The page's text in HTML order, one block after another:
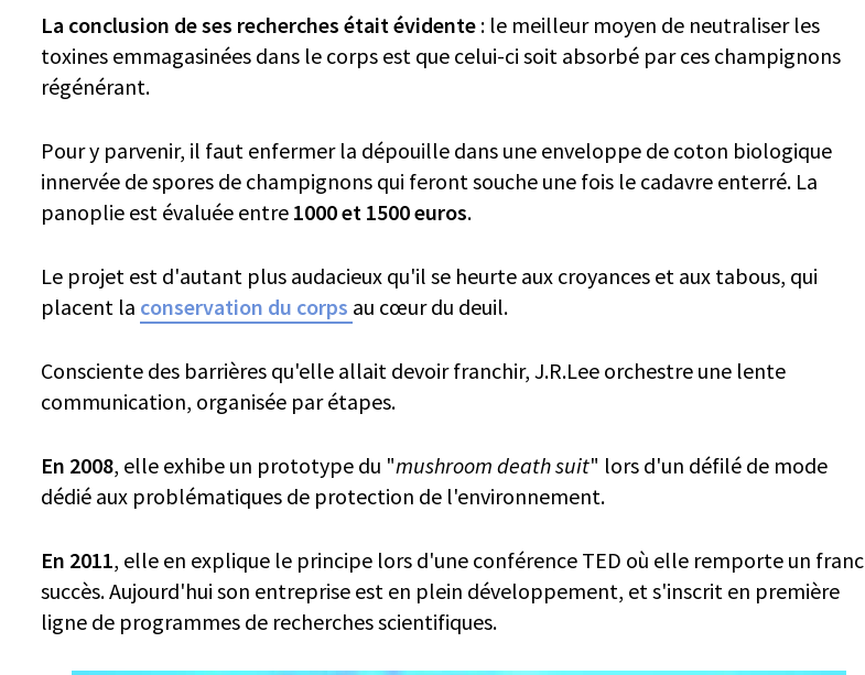
La conclusion de ses recherches était évidente : le meilleur moyen de neutraliser les
toxines emmagasinées dans le corps est que celui-ci soit absorbé par ces champignons
régénérant.
Pour y parvenir, il faut enfermer la dépouille dans une enveloppe de coton biologique
innervée de spores de champignons qui feront souche une fois le cadavre enterré. La
panoplie est évaluée entre 1000 et 1500 euros.
Le projet est d'autant plus audacieux qu'il se heurte aux croyances et aux tabous, qui
placent la conservation du corps au cœur du deuil.
Consciente des barrières qu'elle allait devoir franchir, J.R.Lee orchestre une lente
communication, organisée par étapes.
En 2008, elle exhibe un prototype du "mushroom death suit" lors d'un défilé de mode
dédié aux problématiques de protection de l'environnement.
En 2011, elle en explique le principe lors d'une conférence TED où elle remporte un franc
succès. Aujourd'hui son entreprise est en plein développement, et s'inscrit en première
ligne de programmes de recherches scientifiques.